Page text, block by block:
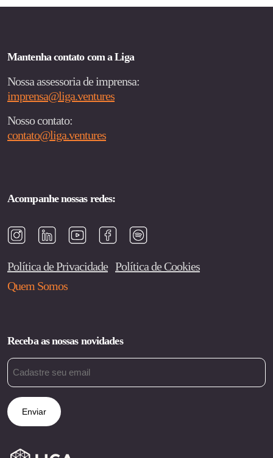
Mantenha contato com a Liga
Nossa assessoria de imprensa:
imprensa@liga.ventures
Nosso contato:
contato@liga.ventures
Acompanhe nossas redes:
Política de Privacidade Política de Cookies
Quem Somos
Receba as nossas novidades
Email